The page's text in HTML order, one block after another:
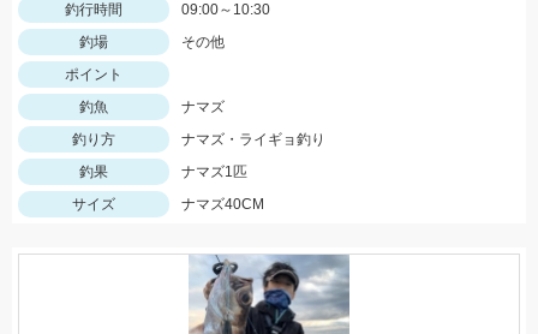
釣行時間
09:00～10:30
釣場
その他
ポイント
釣魚
ナマズ
釣り方
ナマズ・ライギョ釣り
釣果
ナマズ1匹
サイズ
ナマズ40CM